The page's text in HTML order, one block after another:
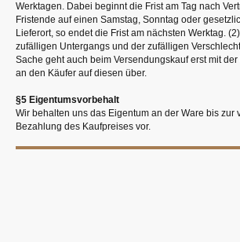
Werktagen. Dabei beginnt die Frist am Tag nach
Fristende auf einen Samstag, Sonntag oder
Lieferort, so endet die Frist am nächsten Werktag.
zufälligen Untergangs und der zufälligen
Sache geht auch beim Versendungskauf erst mit
an den Käufer auf diesen über.
§5 Eigentumsvorbehalt
Wir behalten uns das Eigentum an der Ware bis zur
Bezahlung des Kaufpreises vor.